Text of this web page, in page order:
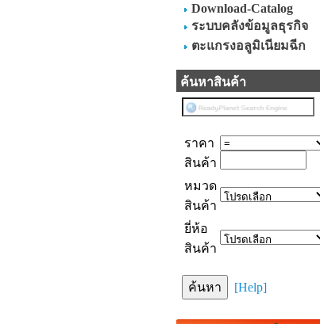
Download-Catalog
ระบบคลังข้อมูลธุรกิจ
ตะแกรงอลูมิเนียมฉีก
ค้นหาสินค้า
ราคา
สินค้า
หมวด
สินค้า
ยี่ห้อ
สินค้า
[Help]